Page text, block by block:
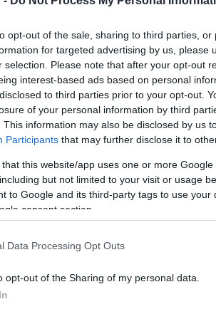
opt-out of the sale, sharing to third parties,
for targeted advertising by us, please
selection. Please note that after your opt-out
interest-based ads based on personal
to third parties prior to your opt-out.
of your personal information by third
This information may also be disclosed by us
Participants that may further disclose it to
that this website/app uses one or more
but not limited to your visit or usage
to Google and its third-party tags to use
consent section.
Data Processing Opt Outs
opt-out of the Sharing of my personal data.
alapítójaként.
az
az online
világa
hoztak létre, hanem új
108-AS
108-